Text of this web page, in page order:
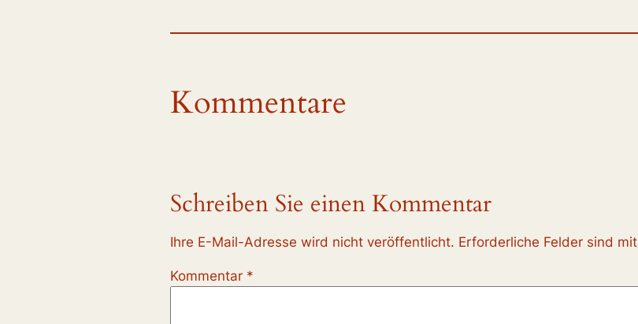
Kommentare
Schreiben Sie einen Kommentar
Ihre E-Mail-Adresse wird nicht veröffentlicht. Erforderliche Felder sind mit
Kommentar *